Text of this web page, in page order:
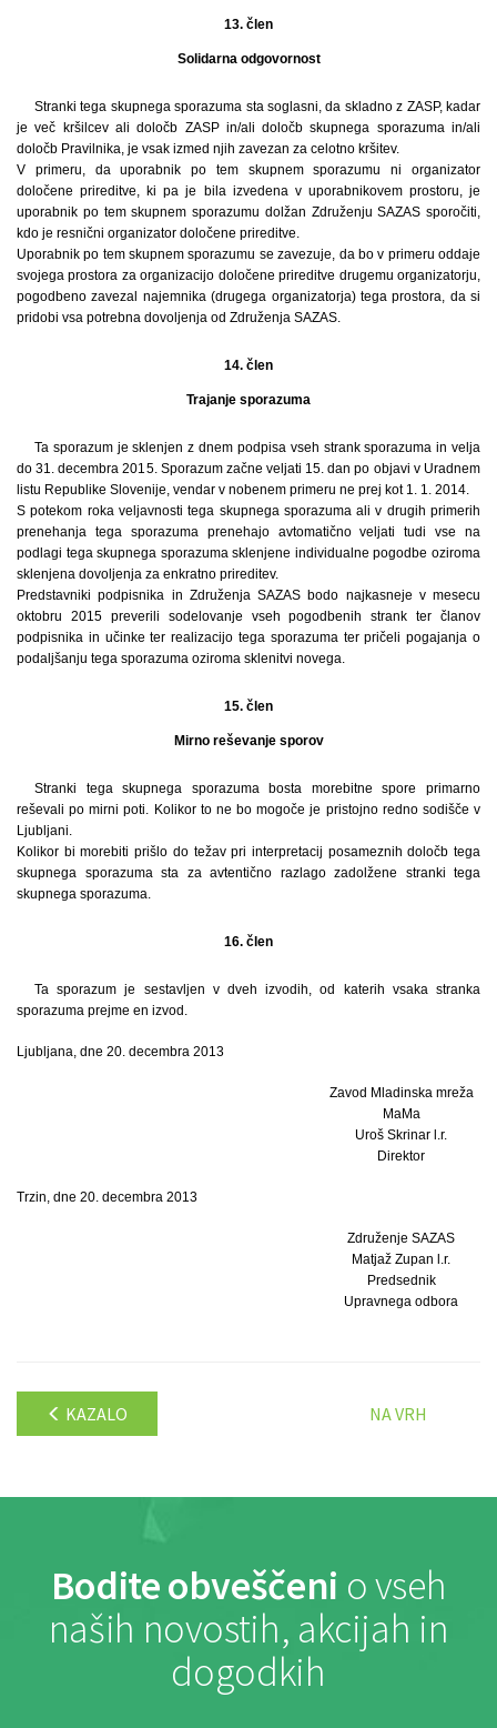
13. člen
Solidarna odgovornost
Stranki tega skupnega sporazuma sta soglasni, da skladno z ZASP, kadar
je več kršilcev ali določb ZASP in/ali določb skupnega sporazuma in/ali
določb Pravilnika, je vsak izmed njih zavezan za celotno kršitev.
V primeru, da uporabnik po tem skupnem sporazumu ni organizator
določene prireditve, ki pa je bila izvedena v uporabnikovem prostoru, je
uporabnik po tem skupnem sporazumu dolžan Združenju SAZAS sporočiti,
kdo je resnični organizator določene prireditve.
Uporabnik po tem skupnem sporazumu se zavezuje, da bo v primeru oddaje
svojega prostora za organizacijo določene prireditve drugemu organizatorju,
pogodbeno zavezal najemnika (drugega organizatorja) tega prostora, da si
pridobi vsa potrebna dovoljenja od Združenja SAZAS.
14. člen
Trajanje sporazuma
Ta sporazum je sklenjen z dnem podpisa vseh strank sporazuma in velja
do 31. decembra 2015. Sporazum začne veljati 15. dan po objavi v Uradnem
listu Republike Slovenije, vendar v nobenem primeru ne prej kot 1. 1. 2014.
S potekom roka veljavnosti tega skupnega sporazuma ali v drugih primerih
prenehanja tega sporazuma prenehajo avtomatično veljati tudi vse na
podlagi tega skupnega sporazuma sklenjene individualne pogodbe oziroma
sklenjena dovoljenja za enkratno prireditev.
Predstavniki podpisnika in Združenja SAZAS bodo najkasneje v mesecu
oktobru 2015 preverili sodelovanje vseh pogodbenih strank ter članov
podpisnika in učinke ter realizacijo tega sporazuma ter pričeli pogajanja o
podaljšanju tega sporazuma oziroma sklenitvi novega.
15. člen
Mirno reševanje sporov
Stranki tega skupnega sporazuma bosta morebitne spore primarno
reševali po mirni poti. Kolikor to ne bo mogoče je pristojno redno sodišče v
Ljubljani.
Kolikor bi morebiti prišlo do težav pri interpretacij posameznih določb tega
skupnega sporazuma sta za avtentično razlago zadolžene stranki tega
skupnega sporazuma.
16. člen
Ta sporazum je sestavljen v dveh izvodih, od katerih vsaka stranka
sporazuma prejme en izvod.
Ljubljana, dne 20. decembra 2013
Zavod Mladinska mreža
MaMa
Uroš Skrinar l.r.
Direktor
Trzin, dne 20. decembra 2013
Združenje SAZAS
Matjaž Zupan l.r.
Predsednik
Upravnega odbora
KAZALO NA VRH
Bodite obveščeni o vseh
naših novostih, akcijah in
dogodkih